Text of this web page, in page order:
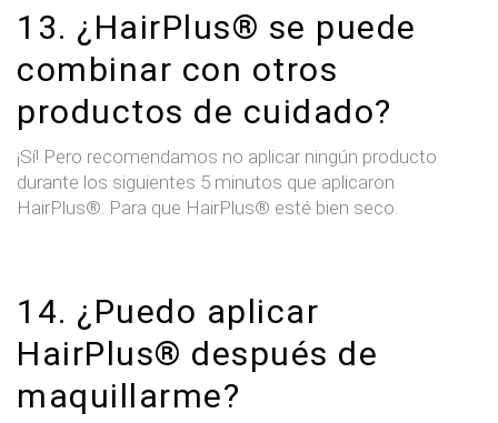
13. ¿HairPlus® se puede
combinar con otros
productos de cuidado?
¡Sí! Pero recomendamos no aplicar ningún producto
durante los siguientes 5 minutos que aplicaron
HairPlus®. Para que HairPlus® esté bien seco.
14. ¿Puedo aplicar
HairPlus® después de
maquillarme?